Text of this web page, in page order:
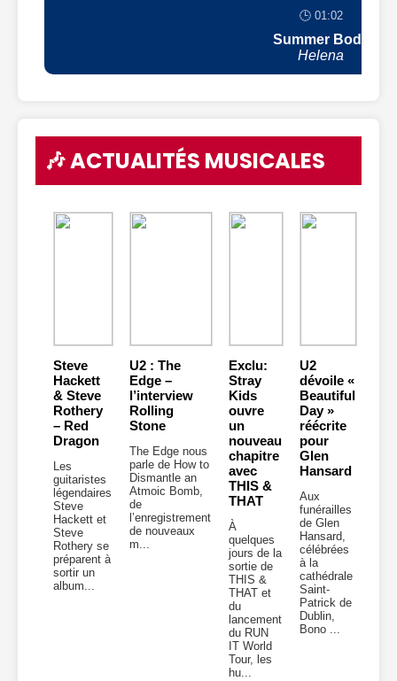
🕒 01:02
Summer Body
Helena
🎶 ACTUALITÉS MUSICALES
Steve
Hackett
& Steve
Rothery
– Red
Dragon
Les
guitaristes
légendaires
Steve
Hackett et
Steve
Rothery se
préparent à
sortir un
album...
U2 : The
Edge –
l’interview
Rolling
Stone
The Edge nous
parle de How to
Dismantle an
Atmoic Bomb,
de
l’enregistrement
de nouveaux
m...
Exclu:
Stray
Kids
ouvre
un
nouveau
chapitre
avec
THIS &
THAT
À
quelques
jours de la
sortie de
THIS &
THAT et
du
lancement
du RUN
IT World
Tour, les
hu...
U2
dévoile «
Beautiful
Day »
réécrite
pour
Glen
Hansard
Aux
funérailles
de Glen
Hansard,
célébrées
à la
cathédrale
Saint-
Patrick de
Dublin,
Bono ...